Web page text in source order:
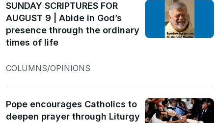
SUNDAY SCRIPTURES FOR
AUGUST 9 | Abide in God’s
presence through the ordinary
times of life
COLUMNS/OPINIONS
Pope encourages Catholics to
deepen prayer through Liturgy